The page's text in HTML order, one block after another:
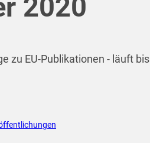
2020
zu EU-Publikationen - läuft bis